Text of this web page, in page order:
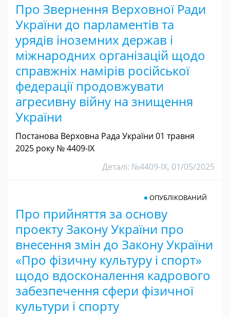
Про Звернення Верховної Ради
України до парламентів та
урядів іноземних держав і
міжнародних організацій щодо
справжніх намірів російської
федерації продовжувати
агресивну війну на знищення
України
Постанова Верховна Рада України 01 травня
2025 року № 4409-IX
Деталі: №4409-IX, 01/05/2025
Про прийняття за основу
проекту Закону України про
внесення змін до Закону України
«Про фізичну культуру і спорт»
щодо вдосконалення кадрового
забезпечення сфери фізичної
культури і спорту
ОПУБЛІКОВАНИЙ